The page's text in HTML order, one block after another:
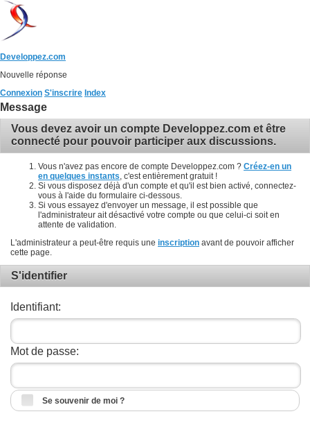
Developpez.com
Nouvelle réponse
Connexion S'inscrire Index
Message
Vous devez avoir un compte Developpez.com et être
connecté pour pouvoir participer aux discussions.
Vous n'avez pas encore de compte Developpez.com ? Créez-en un
en quelques instants , c'est entièrement gratuit !
Si vous disposez déjà d'un compte et qu'il est bien activé, connectez-
vous à l'aide du formulaire ci-dessous.
Si vous essayez d'envoyer un message, il est possible que
l'administrateur ait désactivé votre compte ou que celui-ci soit en
attente de validation.
L'administrateur a peut-être requis une inscription avant de pouvoir afficher
cette page.
S'identifier
Identifiant:
Mot de passe:
Se souvenir de moi ?